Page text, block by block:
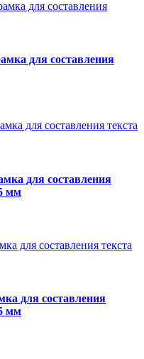
для составления
для составления
мм
для составления
мм